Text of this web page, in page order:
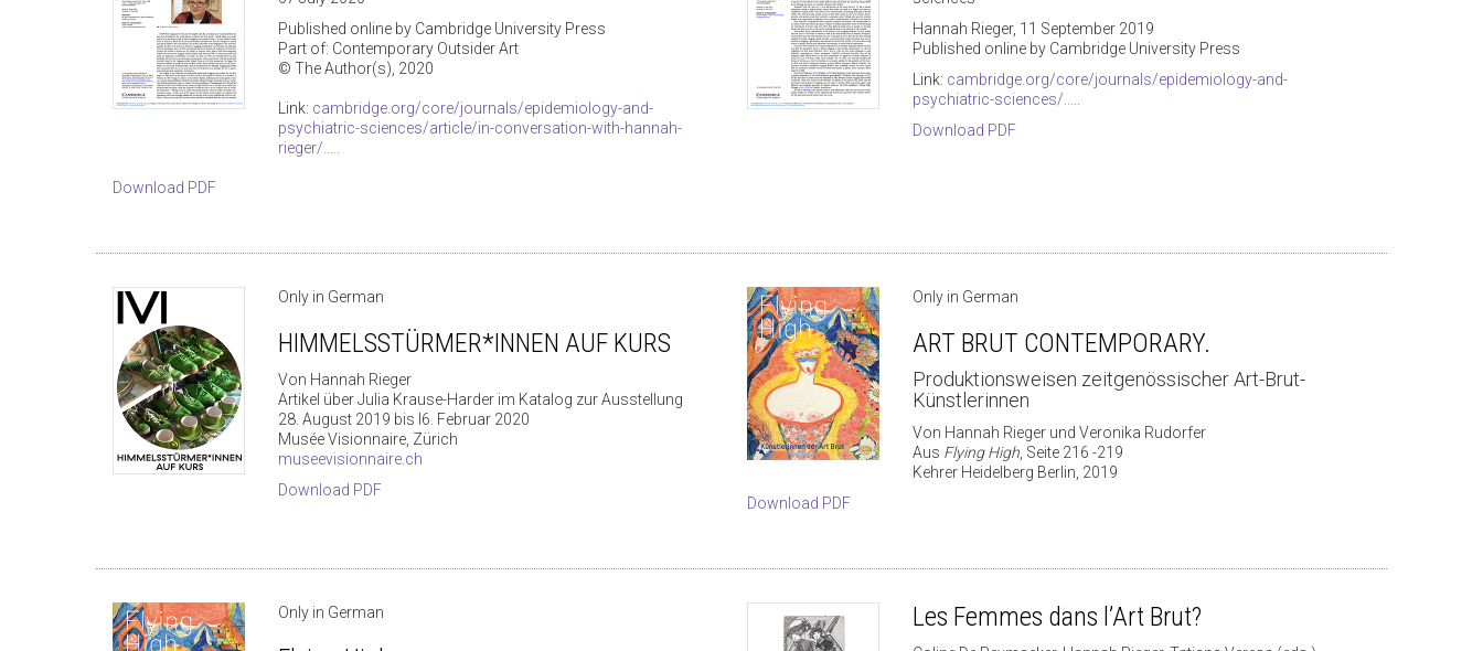
Published online by Cambridge University Press
Part of: Contemporary Outsider Art
© The Author(s), 2020
Link: cambridge.org/core/journals/epidemiology-and-
psychiatric-sciences/article/in-conversation-with-hannah-
rieger/.....
Download PDF
Hannah Rieger, 11 September 2019
Published online by Cambridge University Press
Link: cambridge.org/core/journals/epidemiology-and-
psychiatric-sciences/.....
Download PDF
Only in German
HIMMELSSTÜRMER*INNEN AUF KURS
Von Hannah Rieger
Artikel über Julia Krause-Harder im Katalog zur Ausstellung
28. August 2019 bis I6. Februar 2020
Musée Visionnaire, Zürich
museevisionnaire.ch
Download PDF
Only in German
ART BRUT CONTEMPORARY.
Produktionsweisen zeitgenössischer Art-Brut-
Künstlerinnen
Von Hannah Rieger und Veronika Rudorfer
Aus Flying High , Seite 216 -219
Kehrer Heidelberg Berlin, 2019
Download PDF
Only in German Les Femmes dans l’Art Brut?